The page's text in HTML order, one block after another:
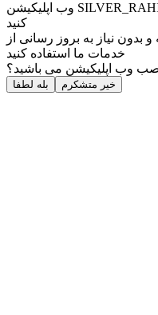
وب ‌اپلیکیشن SILVER_RAHIMI925 را به صفحه اصلی خود اضافه
کنید
بدون نیاز به بروز ‌رسانی از
خدمات ما استفاده کنید
نصب وب اپلیکیشن می باشید؟
بله لطفا خیر متشکرم